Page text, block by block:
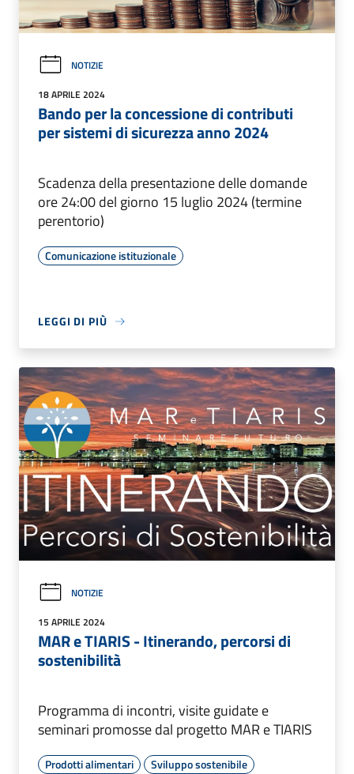
NOTIZIE
18 APRILE 2024
Bando per la concessione di contributi
per sistemi di sicurezza anno 2024
Scadenza della presentazione delle domande
ore 24:00 del giorno 15 luglio 2024 (termine
perentorio)
Comunicazione istituzionale
LEGGI DI PIÙ
NOTIZIE
15 APRILE 2024
MAR e TIARIS - Itinerando, percorsi di
sostenibilità
Programma di incontri, visite guidate e
seminari promosse dal progetto MAR e TIARIS
Prodotti alimentari Sviluppo sostenibile